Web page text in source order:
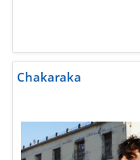
Chakaraka